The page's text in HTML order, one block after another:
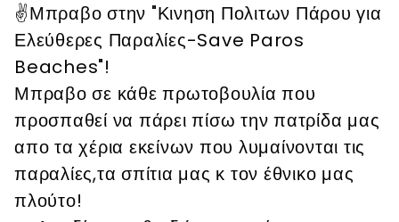
✌️Μπραβο στην "Κινηση Πολιτων Πάρου για
Ελεύθερες Παραλίες-Save Paros
Beaches"!
Μπραβο σε κάθε πρωτοβουλία που
προσπαθεί να πάρει πίσω την πατρίδα μας
απο τα χέρια εκείνων που λυμαίνονται τις
παραλίες,τα σπίτια μας κ τον έθνικο μας
πλούτο!